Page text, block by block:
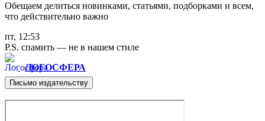
Обещаем делиться новинками, статьями, подборками и всем,
что действительно важно
пт, 12:53
P.S. спамить — не в нашем стиле
ЛОГОСФЕРА
Письмо издательству